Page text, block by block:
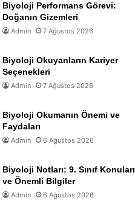
Biyoloji Performans Görevi:
Doğanın Gizemleri
Admin 7 Ağustos 2026
Biyoloji Okuyanların Kariyer
Seçenekleri
Admin 7 Ağustos 2026
Biyoloji Okumanın Önemi ve
Faydaları
Admin 6 Ağustos 2026
Biyoloji Notları: 9. Sınıf Konuları
ve Önemli Bilgiler
Admin 6 Ağustos 2026